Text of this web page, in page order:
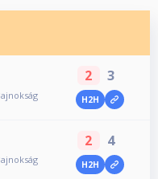
2 3
H2H
2 4
H2H